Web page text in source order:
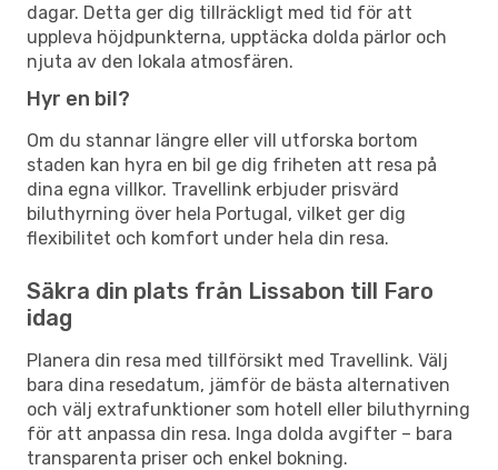
dagar. Detta ger dig tillräckligt med tid för att
uppleva höjdpunkterna, upptäcka dolda pärlor och
njuta av den lokala atmosfären.
Hyr en bil?
Om du stannar längre eller vill utforska bortom
staden kan hyra en bil ge dig friheten att resa på
dina egna villkor. Travellink erbjuder prisvärd
biluthyrning över hela Portugal, vilket ger dig
flexibilitet och komfort under hela din resa.
Säkra din plats från Lissabon till Faro
idag
Planera din resa med tillförsikt med Travellink. Välj
bara dina resedatum, jämför de bästa alternativen
och välj extrafunktioner som hotell eller biluthyrning
för att anpassa din resa. Inga dolda avgifter – bara
transparenta priser och enkel bokning.